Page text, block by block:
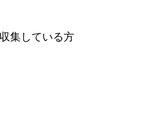
集している方